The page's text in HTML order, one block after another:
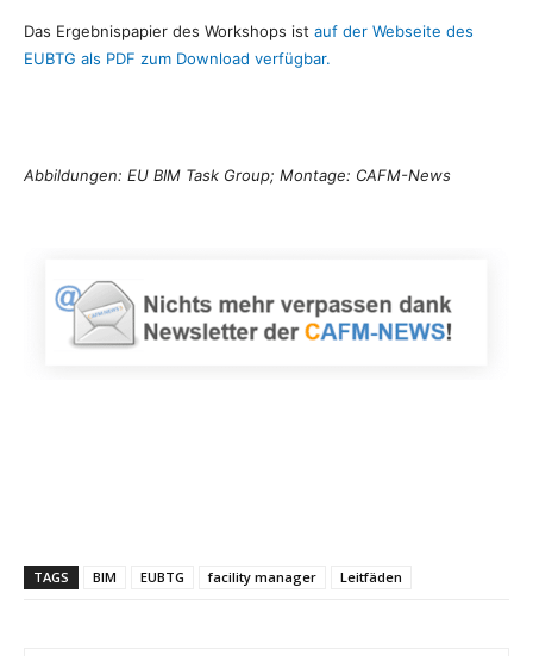
Das Ergebnispapier des Workshops ist auf der Webseite des
EUBTG als PDF zum Download verfügbar.
Abbildungen: EU BIM Task Group; Montage: CAFM-News
TAGS BIM EUBTG facility manager Leitfäden